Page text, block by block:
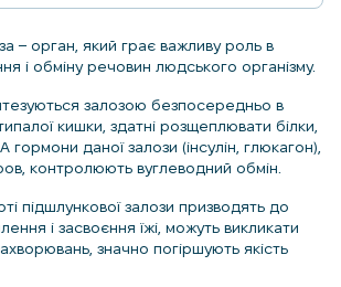
– орган, який грає важливу роль в
і обміну речовин людського організму.
залозою безпосередньо в
кишки, здатні розщеплювати білки,
гормони даної залози (інсулін, глюкагон),
контролюють вуглеводний обмін.
підшлункової залози призводять до
і засвоєння їжі, можуть викликати
значно погіршують якість